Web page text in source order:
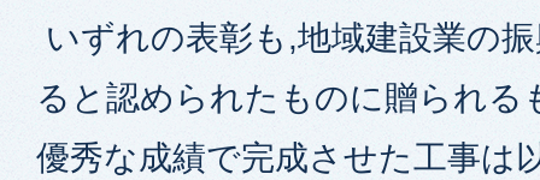
いずれの表彰も,地域建設業の
ると認められたものに贈られる
優秀な成績で完成させた工事は